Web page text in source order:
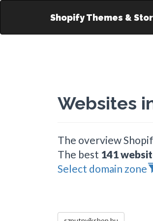
Shopify Themes &
Websites
The overview
The best 141
Select domain zone